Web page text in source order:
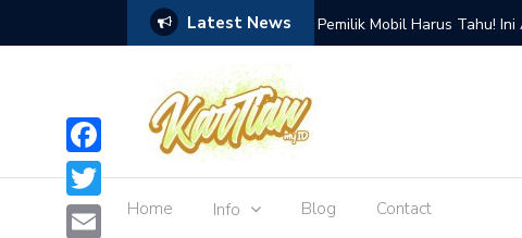
Latest News
Utama Yang Digunakan Oleh Rakyat Pemilik Mobil Harus Tahu!
Home Info Blog Contact
Facebook
Twitter